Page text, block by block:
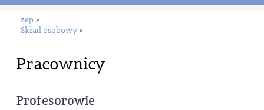
zep »
Skład osobowy »
Pracownicy
Profesorowie